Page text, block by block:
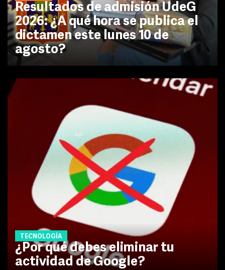
Resultados de admisión UdeG
2026: ¿A qué hora se publica el
dictamen este lunes 10 de
agosto?
TECNOLOGÍA
¿Por qué debes eliminar tu
actividad de Google?